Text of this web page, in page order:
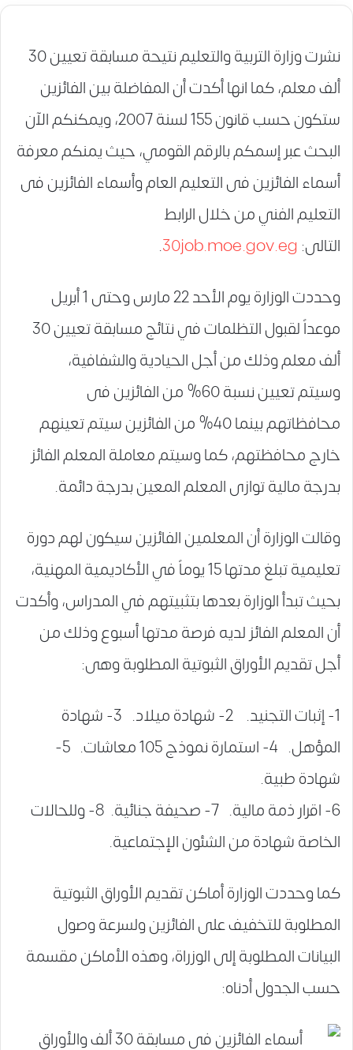
نشرت وزارة التربية والتعليم نتيحة مسابقة تعيين 30
ألف معلم، كما انها أكدت أن المفاضلة بين الفائزين
ستكون حسب قانون 155 لسنة 2007، ويمكنكم الآن
البحث عبر إسمكم بالرقم القومي، حيث يمنكم معرفة
أسماء الفائزين فى التعليم العام وأسماء الفائزين فى
التعليم الفني من خلال الرابط
التالى: 30job.moe.gov.eg
.
وحددت الوزارة يوم الأحد 22 مارس وحتى 1 أبريل
موعداً لقبول التظلمات في نتائج مسابقة تعيين 30
ألف معلم وذلك من أجل الحيادية والشفافية،
وسيتم تعيين نسبة 60% من الفائزين فى
محافظاتهم بينما 40% من الفائزين سيتم تعينهم
خارج محافظتهم، كما وسيتم معاملة المعلم الفائز
بدرجة مالية توازى المعلم المعين بدرجة دائمة.
وقالت الوزارة أن المعلمين الفائزين سيكون لهم دورة
تعليمية تبلغ مدتها 15 يوماً في الأكاديمية المهنية،
بحيث تبدأ الوزارة بعدها بتثبيتهم في المدراس، وأكدت
أن المعلم الفائز لديه فرصة مدتها أسبوع وذلك من
أجل تقديم الأوراق الثبوتية المطلوبة وهى:
1- إثبات التجنيد. 2- شهادة ميلاد. 3- شهادة
المؤهل. 4- استمارة نموذج 105 معاشات. 5-
شهادة طبية.
6- اقرار ذمة مالية. 7- صحيفة جنائية. 8- وللحالات
الخاصة شهادة من الشئون الإجتماعية.
كما وحددت الوزارة أماكن تقديم الأوراق الثبوتية
المطلوبة للتخفيف على الفائزين ولسرعة وصول
البيانات المطلوبة إلى الوزراة، وهذه الأماكن مقسمة
حسب الجدول أدناه: